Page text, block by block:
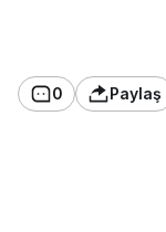
0 Paylaş